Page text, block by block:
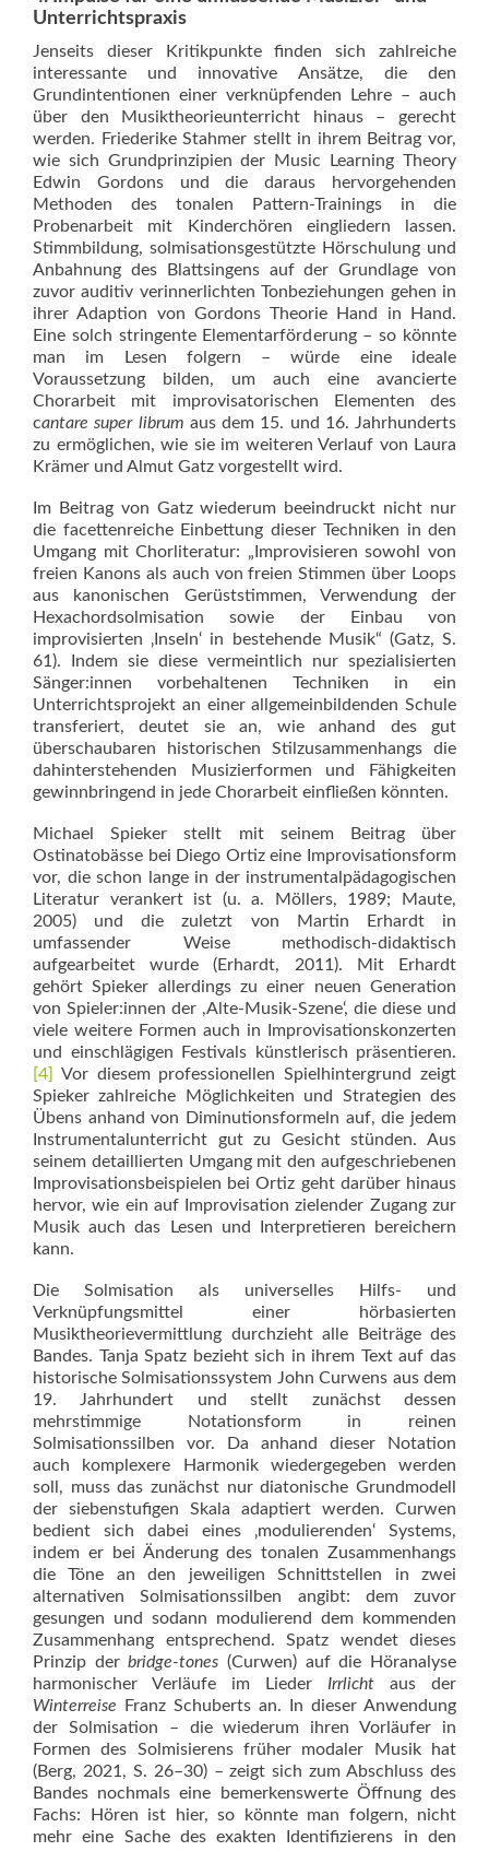
Unterrichtspraxis
Jenseits dieser Kritikpunkte finden sich zahlreiche
interessante und innovative Ansätze, die den
Grundintentionen einer verknüpfenden Lehre – auch
über den Musiktheorieunterricht hinaus – gerecht
werden. Friederike Stahmer stellt in ihrem Beitrag vor,
wie sich Grundprinzipien der Music Learning Theory
Edwin Gordons und die daraus hervorgehenden
Methoden des tonalen Pattern-Trainings in die
Probenarbeit mit Kinderchören eingliedern lassen.
Stimmbildung, solmisationsgestützte Hörschulung und
Anbahnung des Blattsingens auf der Grundlage von
zuvor auditiv verinnerlichten Tonbeziehungen gehen in
ihrer Adaption von Gordons Theorie Hand in Hand.
Eine solch stringente Elementarförderung – so könnte
man im Lesen folgern – würde eine ideale
Voraussetzung bilden, um auch eine avancierte
Chorarbeit mit improvisatorischen Elementen des
cantaresuper librum aus dem 15. und 16. Jahrhunderts
zu ermöglichen, wie sie im weiteren Verlauf von Laura
Krämer und Almut Gatz vorgestellt wird.
Im Beitrag von Gatz wiederum beeindruckt nicht nur
die facettenreiche Einbettung dieser Techniken in den
Umgang mit Chorliteratur: „Improvisieren sowohl von
freien Kanons als auch von freien Stimmen über Loops
aus kanonischen Gerüststimmen, Verwendung der
Hexachordsolmisation sowie der Einbau von
improvisierten ‚Inseln‘ in bestehende Musik“ (Gatz, S.
61). Indem sie diese vermeintlich nur spezialisierten
Sänger:innen vorbehaltenen Techniken in ein
Unterrichtsprojekt an einer allgemeinbildenden Schule
transferiert, deutet sie an, wie anhand des gut
überschaubaren historischen Stilzusammenhangs die
dahinterstehenden Musizierformen und Fähigkeiten
gewinnbringend in jede Chorarbeit einfließen könnten.
Michael Spieker stellt mit seinem Beitrag über
Ostinatobässe bei Diego Ortiz eine Improvisationsform
vor, die schon lange in der instrumentalpädagogischen
Literatur verankert ist (u. a. Möllers, 1989; Maute,
2005) und die zuletzt von Martin Erhardt in
umfassender Weise methodisch-didaktisch
aufgearbeitet wurde (Erhardt, 2011). Mit Erhardt
gehört Spieker allerdings zu einer neuen Generation
von Spieler:innen der ,Alte-Musik-Szene‘, die diese und
viele weitere Formen auch in Improvisationskonzerten
und einschlägigen Festivals künstlerisch präsentieren.
[4]
Vor diesem professionellen Spielhintergrund zeigt
Spieker zahlreiche Möglichkeiten und Strategien des
Übens anhand von Diminutionsformeln auf, die jedem
Instrumentalunterricht gut zu Gesicht stünden. Aus
seinem detaillierten Umgang mit den aufgeschriebenen
Improvisationsbeispielen bei Ortiz geht darüber hinaus
hervor, wie ein auf Improvisation zielender Zugang zur
Musik auch das Lesen und Interpretieren bereichern
kann.
Die Solmisation als universelles Hilfs- und
Verknüpfungsmittel einer hörbasierten
Musiktheorievermittlung durchzieht alle Beiträge des
Bandes. Tanja Spatz bezieht sich in ihrem Text auf das
historische Solmisationssystem John Curwens aus dem
19. Jahrhundert und stellt zunächst dessen
mehrstimmige Notationsform in reinen
Solmisationssilben vor. Da anhand dieser Notation
auch komplexere Harmonik wiedergegeben werden
soll, muss das zunächst nur diatonische Grundmodell
der siebenstufigen Skala adaptiert werden. Curwen
bedient sich dabei eines ‚modulierenden‘ Systems,
indem er bei Änderung des tonalen Zusammenhangs
die Töne an den jeweiligen Schnittstellen in zwei
alternativen Solmisationssilben angibt: dem zuvor
gesungen und sodann modulierend dem kommenden
Zusammenhang entsprechend. Spatz wendet dieses
Prinzip derbridge-tones (Curwen) auf die Höranalyse
harmonischer Verläufe im Lieder Irrlicht aus der
Winterreise Franz Schuberts an. In dieser Anwendung
der Solmisation – die wiederum ihren Vorläufer in
Formen des Solmisierens früher modaler Musik hat
(Berg, 2021, S. 26–30) – zeigt sich zum Abschluss des
Bandes nochmals eine bemerkenswerte Öffnung des
Fachs: Hören ist hier, so könnte man folgern, nicht
mehr eine Sache des exakten Identifizierens in den